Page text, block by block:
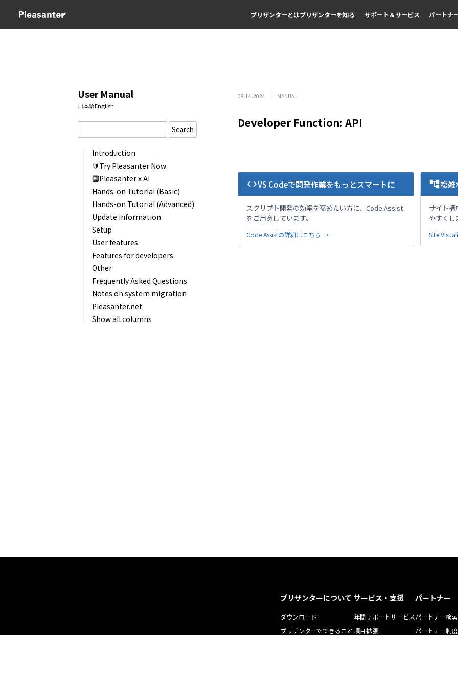
プリザンターとはプリザンターを知る サポート＆サービス パートナ
User Manual
日本語English
Search
Introduction
🔰Try Pleasanter Now
🔟Pleasanter x AI
Hands-on Tutorial (Basic)
Hands-on Tutorial (Advanced)
Update information
Setup
User features
Features for developers
Other
Frequently Asked Questions
Notes on system migration
Pleasanter.net
Show all columns
08.14.2024 MANUAL
Developer Function: API
codeVS Codeで開発作業をもっとスマートに
スクリプト開発の効率を高めたい方に、Code Assist
をご用意しています。
Code Assistの詳細はこちら →
account_tree複雑
サイト構
やすくし
Site
プリザンターについて
ダウンロード
プリザンターでできること
サービス・支援
年間サポートサービス
項目拡張
パートナー
パートナー検索
パートナー制度